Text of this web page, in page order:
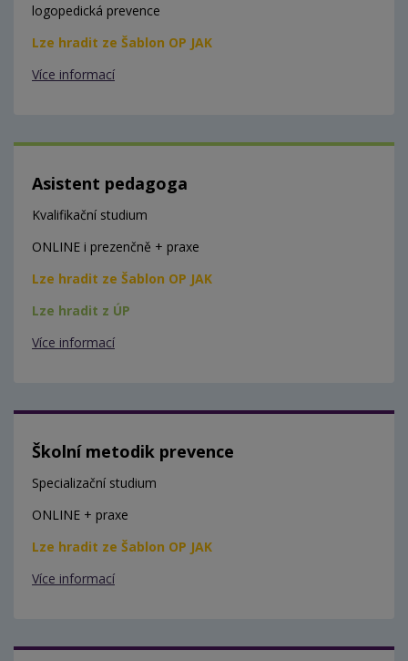
logopedická prevence
Lze hradit ze Šablon OP JAK
Více informací
Asistent pedagoga
Kvalifikační studium
ONLINE i prezenčně + praxe
Lze hradit ze Šablon OP JAK
Lze hradit z ÚP
Více informací
Školní metodik prevence
Specializační studium
ONLINE + praxe
Lze hradit ze Šablon OP JAK
Více informací